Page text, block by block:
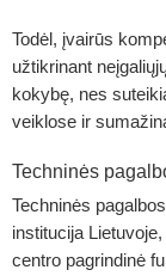
Todėl, įvairūs
užtikrinant
kokybę, nes
veiklose ir
Techninės
Techninės
institucija
centro pagrindinė